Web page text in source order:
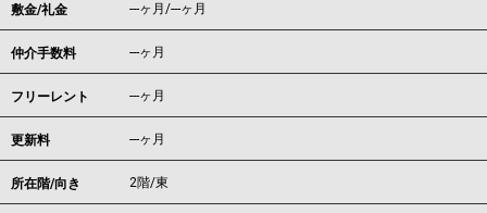
敷金/礼金 ---ヶ月/---ヶ月
仲介手数料 ---ヶ月
フリーレント ---ヶ月
更新料 ---ヶ月
所在階/向き 2階/東